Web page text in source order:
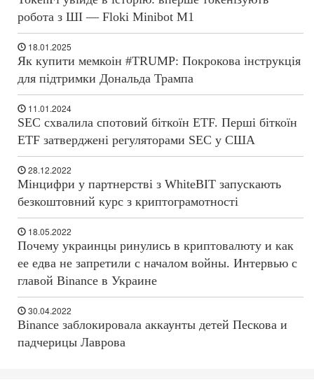
робота з ШІ — Floki Minibot M1
18.01.2025
Як купити мемкоін #TRUMP: Покрокова інструкція
для підтримки Дональда Трампа
11.01.2024
SEC схвалила спотовий біткоїн ETF. Перші біткоїн
ETF затверджені регуляторами SEC у США
28.12.2022
Мінцифри у партнерстві з WhiteBIT запускають
безкоштовний курс з криптограмотності
18.05.2022
Почему украинцы ринулись в криптовалюту и как
ее едва не запретили с началом войны. Интервью с
главой Binance в Украине
30.04.2022
Binance заблокировала аккаунты детей Пескова и
падчерицы Лаврова